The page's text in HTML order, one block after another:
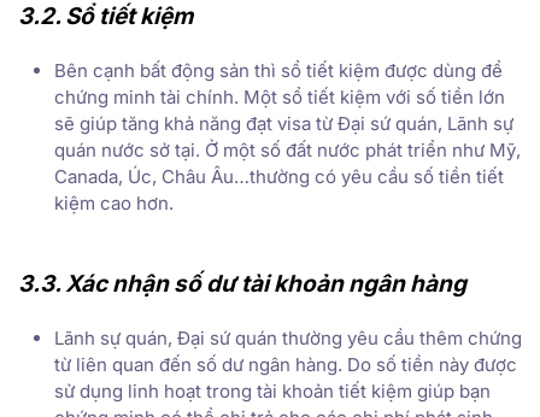
3.2. Sổ tiết kiệm
Bên cạnh bất động sản thì sổ tiết kiệm được dùng để
chứng minh tài chính. Một sổ tiết kiệm với số tiền lớn
sẽ giúp tăng khả năng đạt visa từ Đại sứ quán, Lãnh sự
quán nước sở tại. Ở một số đất nước phát triển như Mỹ,
Canada, Úc, Châu Âu…thường có yêu cầu số tiền tiết
kiệm cao hơn.
3.3. Xác nhận số dư tài khoản ngân hàng
Lãnh sự quán, Đại sứ quán thường yêu cầu thêm chứng
từ liên quan đến số dư ngân hàng. Do số tiền này được
sử dụng linh hoạt trong tài khoản tiết kiệm giúp bạn